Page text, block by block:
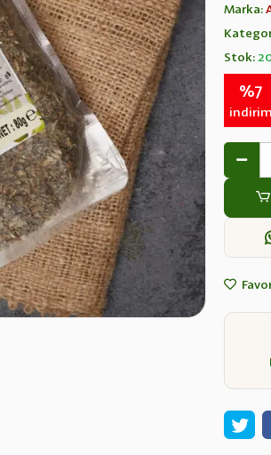
Marka:
Stok:
%7
indirim